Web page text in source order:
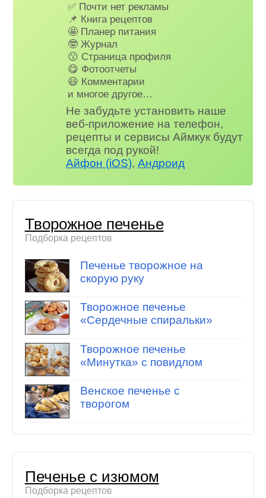
✅ Почти нет рекламы
📌 Книга рецептов
🤩 Планер питания
🤓 Журнал
😗 Страница профиля
😋 Фотоотчеты
😃 Комментарии
и многое другое…
Не забудьте установить наше
веб-приложение на телефон,
рецепты и сервисы Аймкук будут
всегда под рукой!
Айфон (iOS),Андроид
Творожное печенье
Подборка рецептов
Печенье творожное на
скорую руку
Творожное печенье
«Сердечные спиральки»
Творожное печенье
«Минутка» с повидлом
Венское печенье с
творогом
Печенье с изюмом
Подборка рецептов